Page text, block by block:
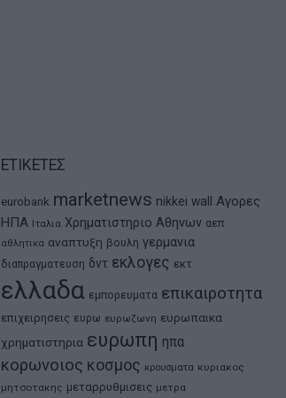
ΕΤΙΚΕΤΕΣ
eurobank marketnews nikkei wall
Αγορες
ΗΠΑ Ιταλια Χρηματιστηριο Αθηνων αεπ
αθλητικα αναπτυξη βουλη γερμανια
διαπραγματευση δντ εκλογες εκτ
ελλαδα εμπορευματα επικαιροτητα
επιχειρησεις ευρω ευρωζωνη ευρωπαικα
χρηματιστηρια ευρωπη ηπα
κορωνοιος κοσμος κρουσματα κυριακος
μητσοτακης μεταρρυθμισεις μετρα